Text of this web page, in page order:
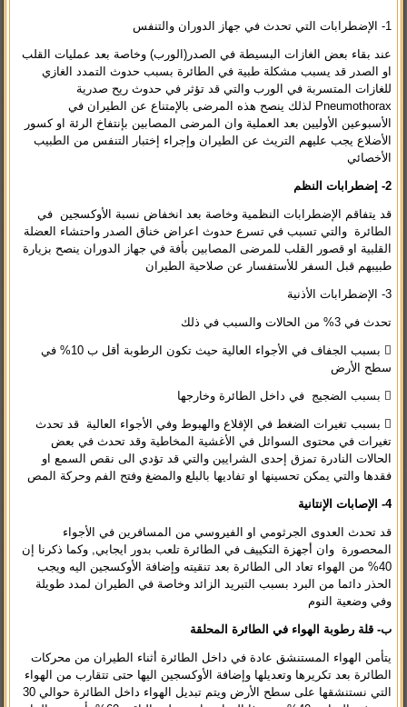
1- الإضطرابات التي تحدث في جهاز الدوران والتنفس
عند بقاء بعض الغازات البسيطة في الصدر(الورب) وخاصة بعد عمليات القلب
او الصدر قد يسبب مشكلة طبية في الطائرة بسبب حدوث التمدد الغازي
للغازات المتسربة في الورب والتي قد تؤثر في حدوث ريح صدرية
Pneumothorax لذلك ينصح هذه المرضى بالإمتناع عن الطيران في
الأسبوعين الأوليين بعد العملية وان المرضى المصابين بإنتفاخ الرئة او كسور
الأضلاع يجب عليهم التريث عن الطيران وإجراء إختبار التنفس من الطبيب
الأخصائي
2- إضطرابات النظم
قد يتفاقم الإضطرابات النظمية وخاصة بعد انخفاض نسبة الأوكسجين في
الطائرة والتي تسبب في تسرع حدوث اعراض خناق الصدر واحتشاء العضلة
القلبية او قصور القلب للمرضى المصابين بأفة في جهاز الدوران ينصح بزيارة
طبيبهم قبل السفر للأستفسار عن صلاحية الطيران
3- الإضطرابات الأذنية
تحدث في 3% من الحالات والسبب في ذلك
 بسبب الجفاف في الأجواء العالية حيث تكون الرطوبة أقل ب 10% في
سطح الأرض
 بسبب الضجيج في داخل الطائرة وخارجها
 بسبب تغيرات الضغط في الإقلاع والهبوط وفي الأجواء العالية قد تحدث
تغيرات في محتوى السوائل في الأغشية المخاطية وقد تحدث في بعض
الحالات النادرة تمزق إحدى الشرايين والتي قد تؤدي الى نقص السمع او
فقدها والتي يمكن تحسينها او تفاديها بالبلع والمضغ وفتح الفم وحركة المص
4- الإصابات الإنتانية
قد تحدث العدوى الجرثومي او الفيروسي من المسافرين في الأجواء
المحصورة وان أجهزة التكييف في الطائرة تلعب بدور ايجابي, وكما ذكرنا إن
40% من الهواء تعاد الى الطائرة بعد تنقيته وإضافة الأوكسجين اليه ويجب
الحذر دائما من البرد بسبب التبريد الزائد وخاصة في الطيران لمدد طويلة
وفي وضعية النوم
ب-قلة رطوبة الهواء في الطائرة المحلقة
يتأمن الهواء المستنشق عادة في داخل الطائرة أثناء الطيران من محركات
الطائرة بعد تكريرها وتعديلها وإضافة الأوكسجين اليها حتى تتقارب من الهواء
التي نستنشقها على سطح الأرض ويتم تبديل الهواء داخل الطائرة حوالي 30